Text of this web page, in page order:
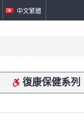
中文繁體
復康保健系列